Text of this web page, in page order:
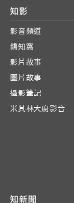
知影
影音頻道
鴿知窩
影片故事
圖片故事
攝影筆記
米其林大廚影音
知新聞